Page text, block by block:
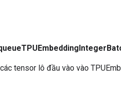
tensor lô đầu vào vào